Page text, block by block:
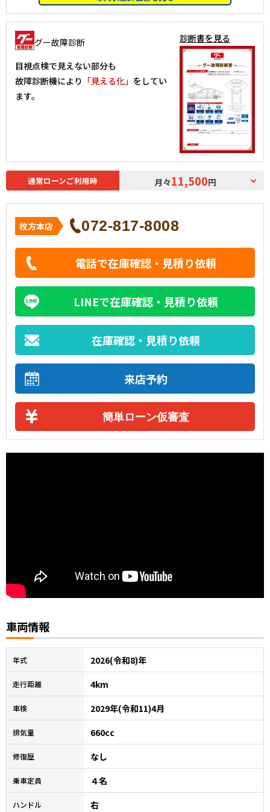
グー故障診断
目視点検で見えない部分も
故障診断機により 「見える化」 をしてい
ます。
診断書を見る
通常ローンご利用時 月々11,500円
枚方本店 072-817-8008
電話で在庫確認・見積り依頼
LINEで在庫確認・見積り依頼
在庫確認・見積り依頼
来店予約
簡単ローン仮審査
車両情報
年式 2026(令和8)年
走行距離 4km
車検 2029年(令和11)4月
排気量 660cc
修復歴 なし
乗車定員 ４名
ハンドル 右